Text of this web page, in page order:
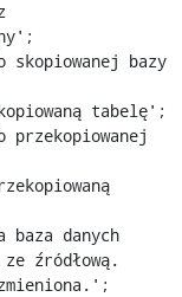
skopiowanej bazy
tabelę';
przekopiowanej
źródłową.